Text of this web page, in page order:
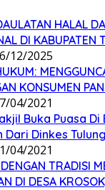
HALAL
DI KABUPATEN
12/2025
KONSUMEN
04/2021
Buka Puasa
Dari Dinkes
04/2021
TRADISI
DI DESA